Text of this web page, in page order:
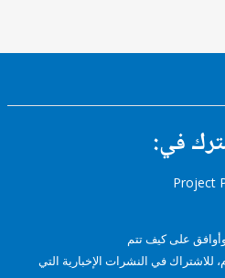
كيف تتم
في النشرات الإخبارية التي